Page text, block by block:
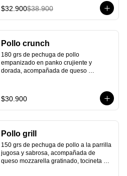
queso parmesano. ¡La frescura tropical
de Brasil en cada bocado!
$32.900$38.900
Pollo crunch
180 grs de pechuga de pollo
empanizado en panko crujiente y
dorada, acompañada de queso
ensalada de repollo cremosa, pepinillos
agridulces y todo en un delicioso pan
artesanal. Un giro irresistible inspirado
en el auténtico sabor de Kentucky.
$30.900
Pollo grill
150 grs de pechuga de pollo a la parrilla
jugosa y sabrosa, acompañada de
queso mozzarella gratinado, tocineta